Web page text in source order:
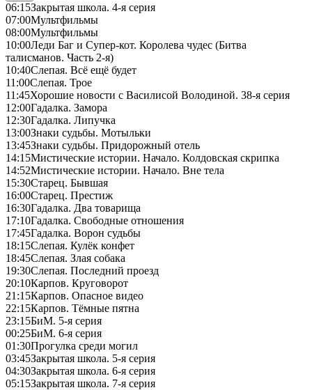
06:15Закрытая школа. 4-я серия
07:00Мультфильмы
08:00Мультфильмы
10:00Леди Баг и Супер-кот. Королева чудес (Битва
талисманов. Часть 2-я)
10:40Слепая. Всё ещё будет
11:00Слепая. Трое
11:45Хорошие новости с Василисой Володиной. 38-я серия
12:00Гадалка. Замора
12:30Гадалка. Липучка
13:00Знаки судьбы. Мотыльки
13:45Знаки судьбы. Придорожный отель
14:15Мистические истории. Начало. Колдовская скрипка
14:52Мистические истории. Начало. Вне тела
15:30Старец. Бывшая
16:00Старец. Престиж
16:30Гадалка. Два товарища
17:10Гадалка. Свободные отношения
17:45Гадалка. Ворон судьбы
18:15Слепая. Кулёк конфет
18:45Слепая. Злая собака
19:30Слепая. Последний проезд
20:10Карпов. Круговорот
21:15Карпов. Опасное видео
22:15Карпов. Тёмные пятна
23:15БиМ. 5-я серия
00:25БиМ. 6-я серия
01:30Прогулка среди могил
03:45Закрытая школа. 5-я серия
04:30Закрытая школа. 6-я серия
05:15Закрытая школа. 7-я серия